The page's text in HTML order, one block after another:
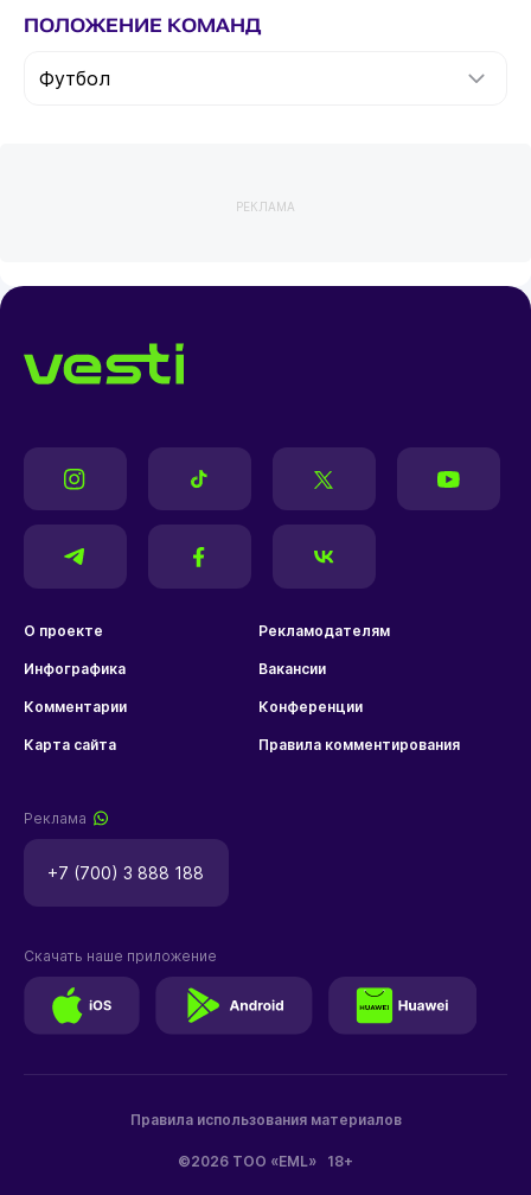
ПОЛОЖЕНИЕ КОМАНД
Футбол
РЕКЛАМА
О проекте Рекламодателям
Инфографика Вакансии
Комментарии Конференции
Карта сайта Правила комментирования
Реклама
+7 (700) 3 888 188
©2026 ТОО «EML» 18+
Правила использования материалов
Скачать наше приложение